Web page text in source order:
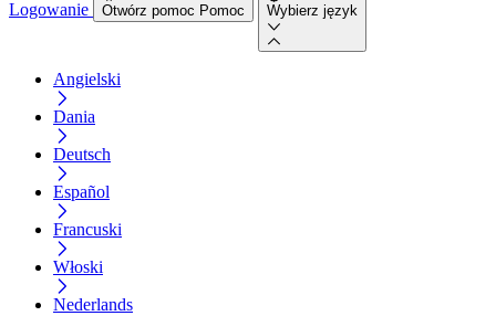
Logowanie Otwórz pomoc Pomoc Wybierz język
Angielski
Dania
Deutsch
Español
Francuski
Włoski
Nederlands